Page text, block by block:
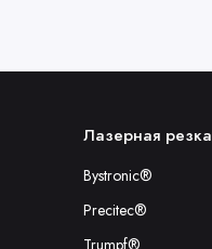
Лазерная резка
Bystronic®
Precitec®
Trumpf®